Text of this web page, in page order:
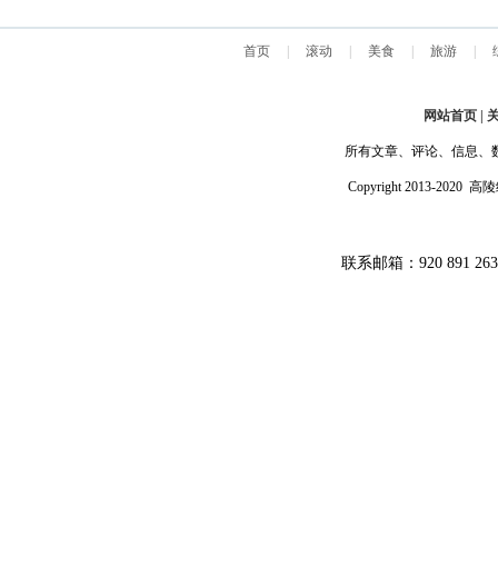
首页 滚动 美食 旅游
网站首页 |
所有文章、评论、信息、
Copyright 2013-2020 高
联系邮箱：920 891